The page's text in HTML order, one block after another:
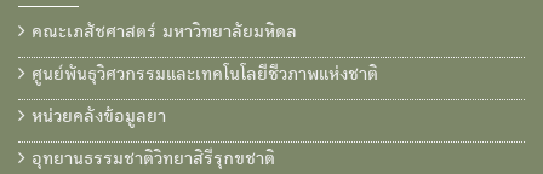
คณะเภสัชศาสตร์ มหาวิทยาลัยมหิดล
ศูนย์พันธุวิศวกรรมและเทคโนโลยีชีวภาพแห่งชาติ
หน่วยคลังข้อมูลยา
อุทยานธรรมชาติวิทยาสิรีรุกขชาติ